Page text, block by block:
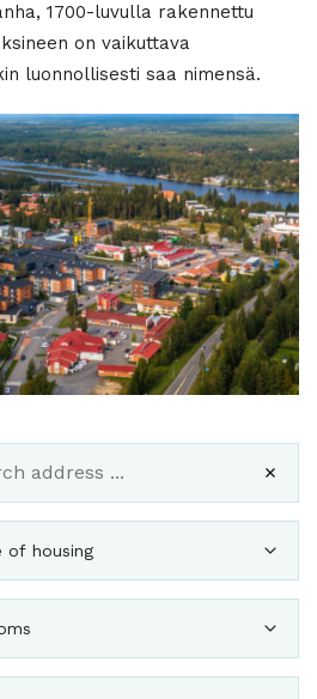
1700-luvulla rakennettu
on vaikuttava
luonnollisesti saa nimensä.
of housing